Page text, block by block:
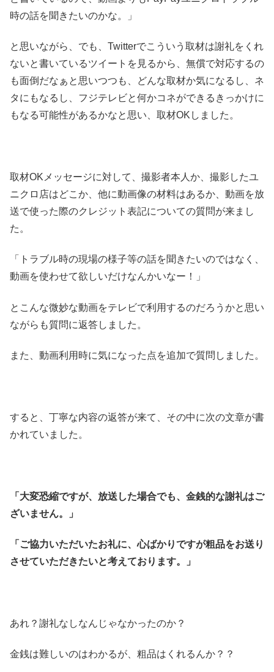
時の話を聞きたいのかな。」
と思いながら、でも、Twitterでこういう取材は謝礼をくれ
ないと書いているツイートを見るから、無償で対応するの
も面倒だなぁと思いつつも、どんな取材か気になるし、ネ
タにもなるし、フジテレビと何かコネができるきっかけに
もなる可能性があるかなと思い、取材OKしました。
取材OKメッセージに対して、撮影者本人か、撮影したユ
ニクロ店はどこか、他に動画像の材料はあるか、動画を放
送で使った際のクレジット表記についての質問が来まし
た。
「トラブル時の現場の様子等の話を聞きたいのではなく、
動画を使わせて欲しいだけなんかいなー！」
とこんな微妙な動画をテレビで利用するのだろうかと思い
ながらも質問に返答しました。
また、動画利用時に気になった点を追加で質問しました。
すると、丁寧な内容の返答が来て、その中に次の文章が書
かれていました。
「大変恐縮ですが、放送した場合でも、金銭的な謝礼はご
ざいません。」
「ご協力いただいたお礼に、心ばかりですが粗品をお送り
させていただきたいと考えております。」
あれ？謝礼なしなんじゃなかったのか？
金銭は難しいのはわかるが、粗品はくれるんか？？